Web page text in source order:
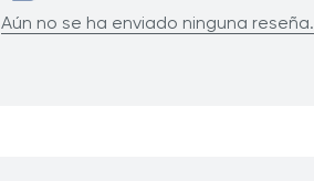
Aún no se ha enviado ninguna reseña.